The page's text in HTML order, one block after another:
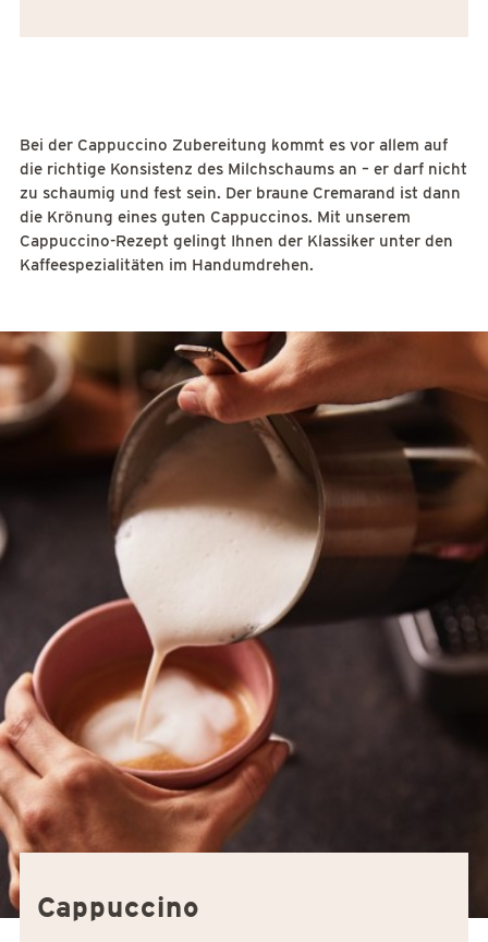
Bei der Cappuccino Zubereitung kommt es vor allem auf
die richtige Konsistenz des Milchschaums an – er darf nicht
zu schaumig und fest sein. Der braune Cremarand ist dann
die Krönung eines guten Cappuccinos. Mit unserem
Cappuccino-Rezept gelingt Ihnen der Klassiker unter den
Kaffeespezialitäten im Handumdrehen.
Cappuccino